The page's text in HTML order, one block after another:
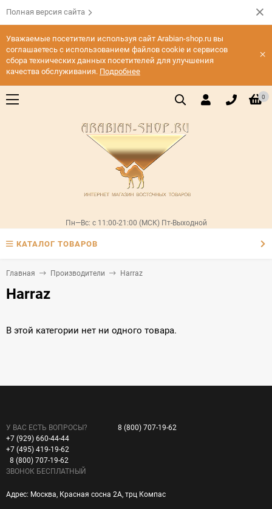
Полная версия сайта
Уважаемые посетители используя сайт Arabian-shop.ru вы
соглашаетесь с использованием файлов cookie и сервисов
сбора технических данных посетителей для улучшения
качества обслуживания. Подробнее
×
0
Пн—Вс: с 11:00-21:00 (МСК) Пт-Выходной
КАТАЛОГ ТОВАРОВ
Главная Производители Harraz
Harraz
В этой категории нет ни одного товара.
У ВАС ЕСТЬ ВОПРОСЫ?
+7 (929) 660-44-44
+7 (495) 419-19-62
8 (800) 707-19-62
ЗВОНОК БЕСПЛАТНЫЙ
8 (800) 707-19-62
Адрес: Москва, Красная сосна 2А, трц Компас